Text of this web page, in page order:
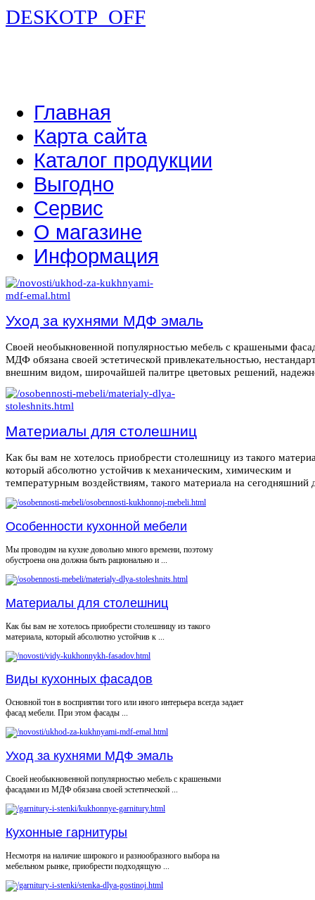
DESKOTP_OFF
Главная
Карта сайта
Каталог продукции
Выгодно
Сервис
О магазине
Информация
Уход за кухнями МДФ эмаль
Своей необыкновенной популярностью мебель с крашеными
МДФ обязана своей эстетической привлекательностью,
внешним видом, широчайшей палитре цветовых решений,
Материалы для столешниц
Как бы вам не хотелось приобрести столешницу из такого
который абсолютно устойчив к механическим, химическим и
температурным воздействиям, такого материала на сегодняшний
Особенности кухонной мебели
Мы проводим на кухне довольно много времени, поэтому
обустроена она должна быть рационально и ...
Материалы для столешниц
Как бы вам не хотелось приобрести столешницу из такого
материала, который абсолютно устойчив к ...
Виды кухонных фасадов
Основной тон в восприятии того или иного интерьера всегда задает
фасад мебели. При этом фасады ...
Уход за кухнями МДФ эмаль
Своей необыкновенной популярностью мебель с крашеными
фасадами из МДФ обязана своей эстетической ...
Кухонные гарнитуры
Несмотря на наличие широкого и разнообразного выбора на
мебельном рынке, приобрести подходящую ...